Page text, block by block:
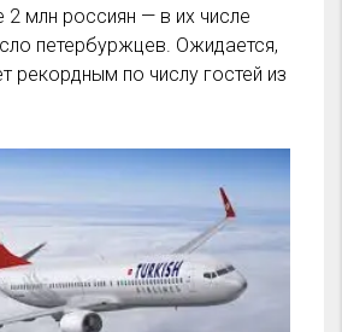
2 млн россиян — в их числе
петербуржцев. Ожидается,
рекордным по числу гостей из